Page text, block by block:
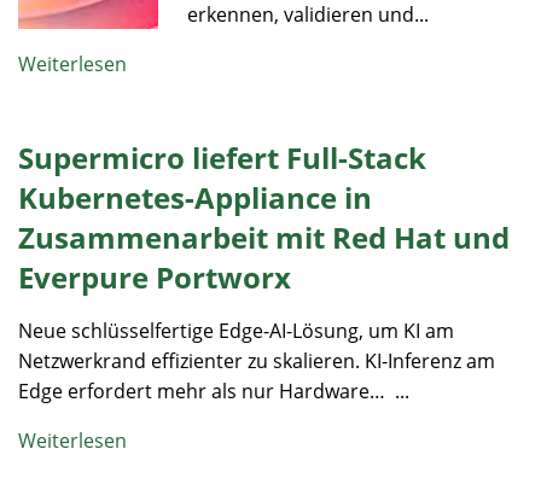
erkennen, validieren und...
Weiterlesen
Supermicro liefert Full-Stack
Kubernetes-Appliance in
Zusammenarbeit mit Red Hat und
Everpure Portworx
Neue schlüsselfertige Edge-AI-Lösung, um KI am
Netzwerkrand effizienter zu skalieren. KI-Inferenz am
Edge erfordert mehr als nur Hardware… ...
Weiterlesen